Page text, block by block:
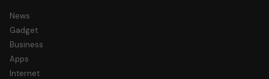
News
Gadget
Business
Apps
Internet